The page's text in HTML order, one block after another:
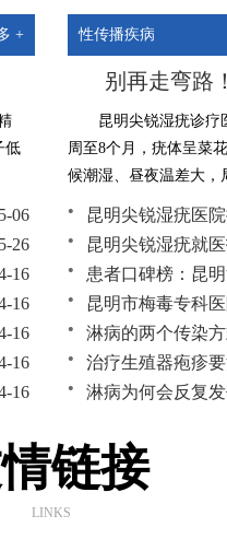
+
低
06
26
16
16
16
16
16
性传播疾病
别再走弯路
昆明尖锐湿疣诊疗
周至8个月，疣体呈菜
候潮湿、昼夜温差大，
昆明尖锐湿疣医
昆明尖锐湿疣就
患者口碑榜：昆
昆明市梅毒专科
淋病的两个传染
治疗生殖器疱疹
淋病为何会反复
链接
LINKS